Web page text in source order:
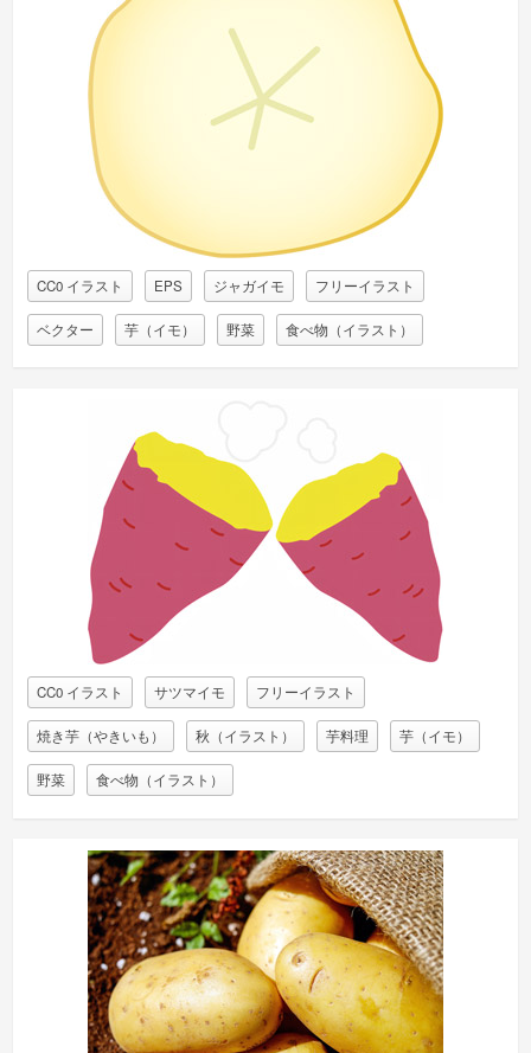
CC0 イラスト EPS ジャガイモ フリーイラスト
ベクター 芋（イモ） 野菜 食べ物（イラスト）
CC0 イラスト サツマイモ フリーイラスト
焼き芋（やきいも） 秋（イラスト） 芋料理 芋（イモ）
野菜 食べ物（イラスト）